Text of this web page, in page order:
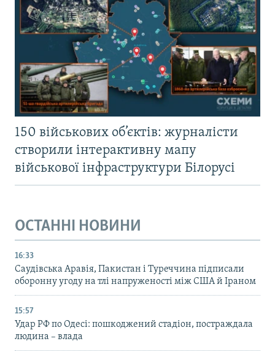
150 військових об’єктів: журналісти
створили інтерактивну мапу
військової інфраструктури Білорусі
ОСТАННІ НОВИНИ
16:33
Саудівська Аравія, Пакистан і Туреччина підписали
оборонну угоду на тлі напруженості між США й Іраном
15:57
Удар РФ по Одесі: пошкоджений стадіон, постраждала
людина – влада